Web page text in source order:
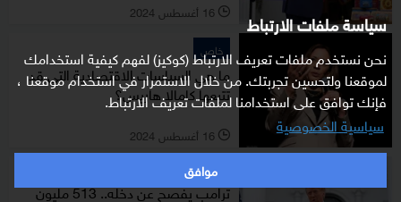
سياسة ملفات الارتباط
نحن نستخدم ملفات تعريف الارتباط (كوكيز) لفهم كيفية استخدامك
لموقعنا ولتحسين تجربتك. من خلال الاستمرار في استخدام موقعنا ،
فإنك توافق على استخدامنا لملفات تعريف الارتباط.
سياسية الخصوصية
موافق
l 16 أغسطس 2024
خاص
ما هي السياسات الاقتصادية التي قد
تتبعها كامالا هاريس؟
l 16 أغسطس 2024
اقتصاد
ترامب يفصح عن دخله.. 513 مليون